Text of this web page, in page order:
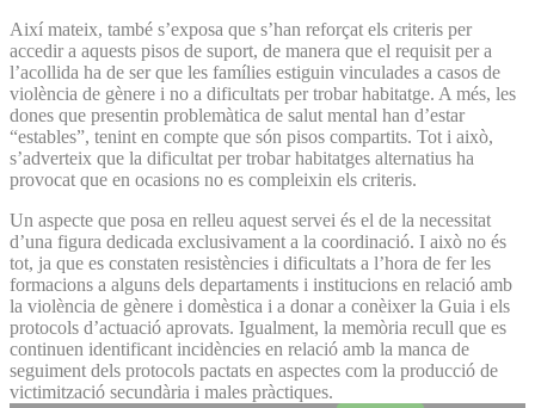
Així mateix, també s’exposa que s’han reforçat els criteris per
accedir a aquests pisos de suport, de manera que el requisit per a
l’acollida ha de ser que les famílies estiguin vinculades a casos de
violència de gènere i no a dificultats per trobar habitatge. A més, les
dones que presentin problemàtica de salut mental han d’estar
“estables”, tenint en compte que són pisos compartits. Tot i això,
s’adverteix que la dificultat per trobar habitatges alternatius ha
provocat que en ocasions no es compleixin els criteris.
Un aspecte que posa en relleu aquest servei és el de la necessitat
d’una figura dedicada exclusivament a la coordinació. I això no és
tot, ja que es constaten resistències i dificultats a l’hora de fer les
formacions a alguns dels departaments i institucions en relació amb
la violència de gènere i domèstica i a donar a conèixer la Guia i els
protocols d’actuació aprovats. Igualment, la memòria recull que es
continuen identificant incidències en relació amb la manca de
seguiment dels protocols pactats en aspectes com la producció de
victimització secundària i males pràctiques.